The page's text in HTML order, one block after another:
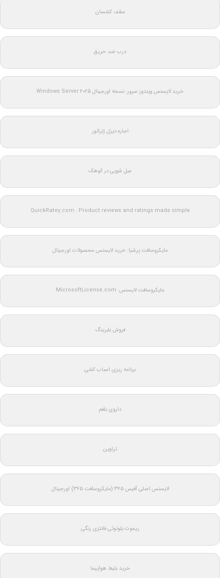
سقف کشسان
درب ضد حریق
خرید لایسنس ویندوز سرور: نسخه اورجینال Windows Server 2025
اجاره دیزل ژنراتور
مبل شویی در کوهک
QuickRatey.com : Product reviews and ratings made simple
مایکروسافت پرشیا: خرید لایسنس محصولات اورجینال
مایکروسافت لایسنس: MicrosoftLicense.com
فروش بلبرینگ
برنامه ریزی اسباب کشی
داروی بلغم
تراوین
لایسنس اصلی آفیس ۳۶۵ (مایکروسافت ۳۶۵) اورجینال
ریموت بلوتوثی فانتزی رنگی
خرید بلیط هواپیما